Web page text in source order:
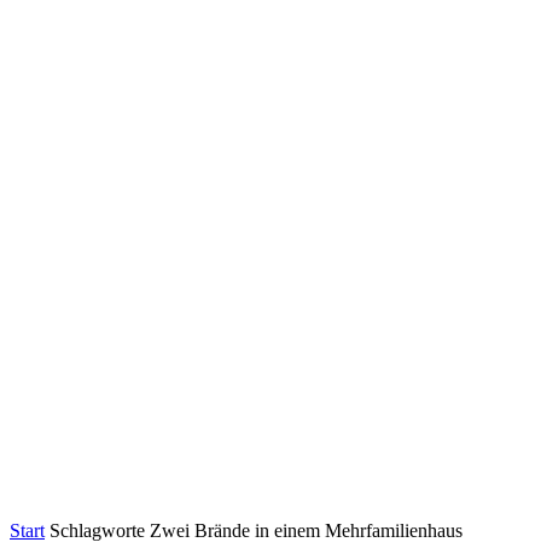
Start Schlagworte Zwei Brände in einem Mehrfamilienhaus